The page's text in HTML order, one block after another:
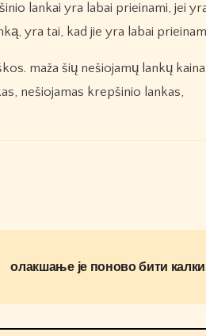
lankai yra labai prieinami, jei
yra tai, kad jie yra labai
maža šių nešiojamų lankų
nešiojamas krepšinio lankas,
олакшање је поново бити калки